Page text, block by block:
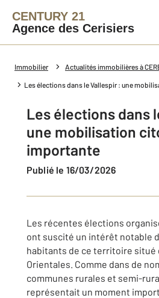
CENTURY 21
Agence des Cerisiers
Immobilier Actualités immobilières à
Les élections dans le Vallespir : une
Les élections dans
une mobilisation
importante
Publié le 16/03/2026
Les récentes élections
ont suscité un intérêt notable
habitants de ce territoire situé
Orientales. Comme dans de
communes rurales et semi-
représentait un moment